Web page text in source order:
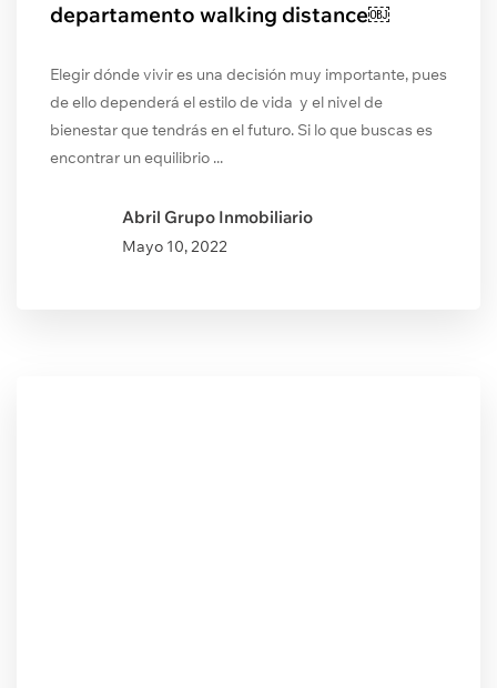
departamento walking distance￼
Elegir dónde vivir es una decisión muy importante, pues
de ello dependerá el estilo de vida y el nivel de
bienestar que tendrás en el futuro. Si lo que buscas es
encontrar un equilibrio ...
Abril Grupo Inmobiliario
Mayo 10, 2022